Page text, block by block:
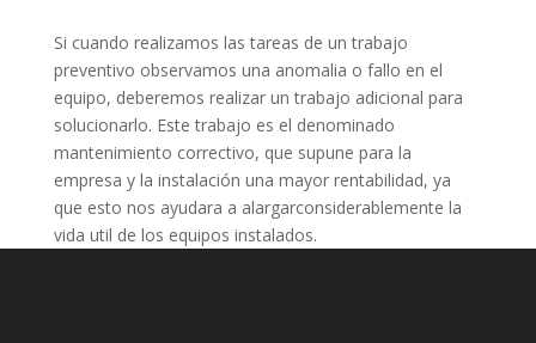
Si cuando realizamos las tareas de un trabajo
preventivo observamos una anomalia o fallo en el
equipo, deberemos realizar un trabajo adicional para
solucionarlo. Este trabajo es el denominado
mantenimiento correctivo, que supune para la
empresa y la instalación una mayor rentabilidad, ya
que esto nos ayudara a alargarconsiderablemente la
vida util de los equipos instalados.